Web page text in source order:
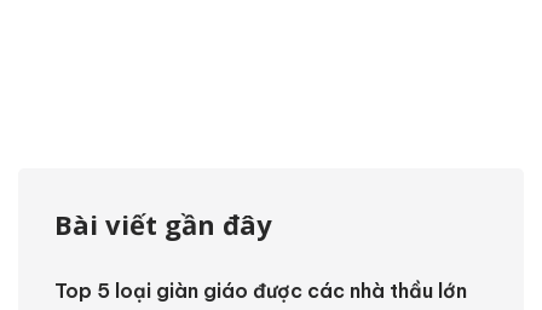
Bài viết gần đây
Top 5 loại giàn giáo được các nhà thầu lớn